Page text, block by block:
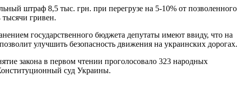
штраф 8,5 тыс. грн. при перегрузе на 5-10% от позволенного
гривен.
государственного бюджета депутаты имеют ввиду, что на
улучшить безопасность движения на украинских дорогах.
закона в первом чтении проголосовало 323 народных
суд Украины.